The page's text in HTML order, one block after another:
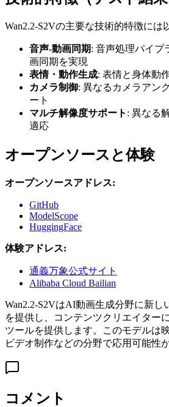
Wan2.2-S2Vの主要な技術的特徴には
音声-動画同期: 音声処理パイプ
画同期を実現
表情・動作生成: 表情と身体動
カメラ制御: 異なるカメラアン
ート
マルチ解像度サポート : 異なる
適応
オープンソースと体験
オープンソースアドレス:
GitHub
ModelScope
HuggingFace
体験アドレス:
通義万象公式サイト
Alibaba Cloud Bailian
Wan2.2-S2VはAI動画生成分野に新し
を提供し、コンテンツクリエイター
ツールを提供します。このモデルは
ビデオ制作などの分野で応用可能性
コメント